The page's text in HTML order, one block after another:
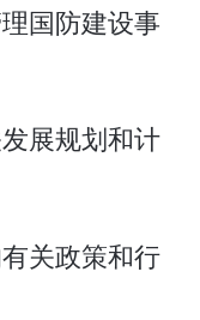
国防建设事
展规划和计
关政策和行